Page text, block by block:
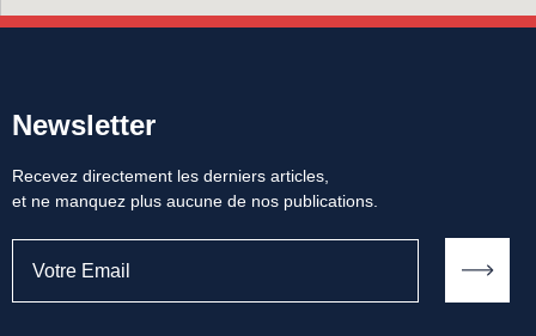
Newsletter
Recevez directement les derniers articles,
et ne manquez plus aucune de nos publications.